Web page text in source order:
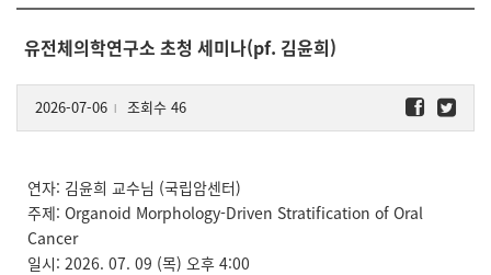
유전체의학연구소 초청 세미나(pf. 김윤희)
2026-07-06 l 조회수 46
연자: 김윤희 교수님 (국립암센터)
주제: Organoid Morphology-Driven Stratification of Oral
Cancer
일시: 2026. 07. 09 (목) 오후 4:00